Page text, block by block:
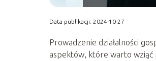
Data publikacji: 2024-10-27
Prowadzenie działalności
aspektów, które warto wziąć